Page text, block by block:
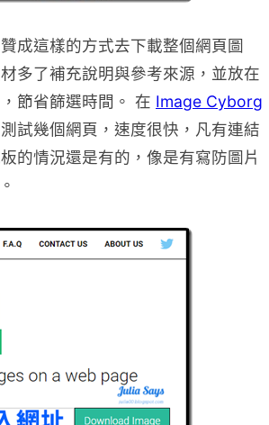
成這樣的方式去下載整個網頁圖
多了補充說明與參考來源，並放在
節省篩選時間。 在 Image Cyborg
試幾個網頁，速度很快，凡有連結
的情況還是有的，像是有寫防圖片